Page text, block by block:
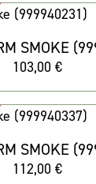
SMOKE
103,00 €
SMOKE
112,00 €